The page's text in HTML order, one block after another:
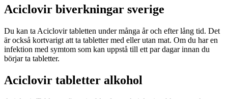
Aciclovir biverkningar sverige
Du kan ta Aciclovir tabletten under många år och efter lång tid. Det
är också kortvarigt att ta tabletter med eller utan mat. Om du har en
infektion med symtom som kan uppstå till ett par dagar innan du
börjar ta tabletter.
Aciclovir tabletter alkohol